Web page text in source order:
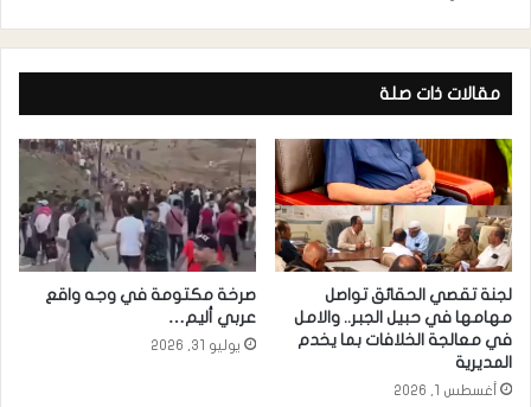
مقالات ذات صلة
لجنة تقصي الحقائق تواصل
مهامها في حبيل الجبر.. والامل
في معالجة الخلافات بما يخدم
المديرية
أغسطس 1, 2026
صرخة مكتومة في وجه واقع
عربي أليم…
يوليو 31, 2026